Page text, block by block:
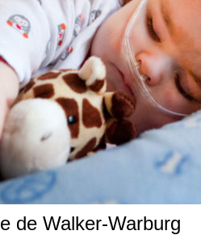
de Walker-Warburg